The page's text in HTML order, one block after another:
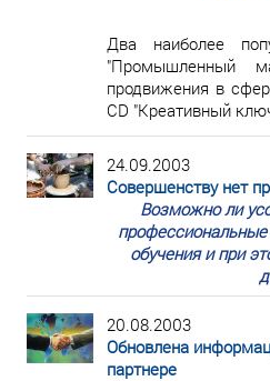
Два наиболее
"Промышленный
продвижения в
CD "Креативный
24.09.2003
Совершенству нет
Возможно ли
обучения и при
20.08.2003
Обновлена
партнере